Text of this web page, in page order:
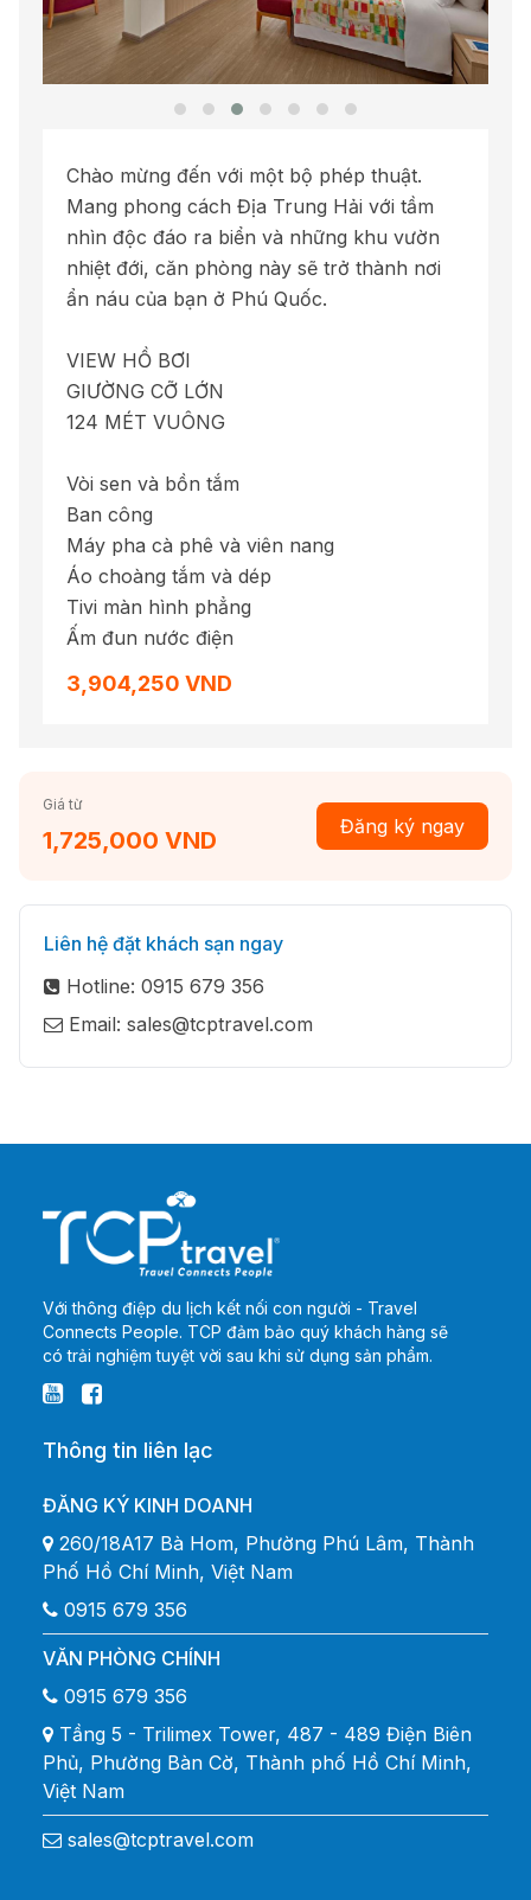
Chào mừng đến với một bộ phép thuật.
Mang phong cách Địa Trung Hải với tầm
nhìn độc đáo ra biển và những khu vườn
nhiệt đới, căn phòng này sẽ trở thành nơi
ẩn náu của bạn ở Phú Quốc.
VIEW HỒ BƠI
GIƯỜNG CỠ LỚN
124 MÉT VUÔNG
Vòi sen và bồn tắm
Ban công
Máy pha cà phê và viên nang
Áo choàng tắm và dép
Tivi màn hình phẳng
Ấm đun nước điện
3,904,250 VND
Giá từ
1,725,000 VND Đăng ký ngay
Liên hệ đặt khách sạn ngay
Hotline: 0915 679 356
Email: sales@tcptravel.com
Với thông điệp du lịch kết nối con người - Travel
Connects People. TCP đảm bảo quý khách hàng sẽ
có trải nghiệm tuyệt vời sau khi sử dụng sản phẩm.
Thông tin liên lạc
ĐĂNG KÝ KINH DOANH
260/18A17 Bà Hom, Phường Phú Lâm, Thành
Phố Hồ Chí Minh, Việt Nam
0915 679 356
VĂN PHÒNG CHÍNH
0915 679 356
Tầng 5 - Trilimex Tower, 487 - 489 Điện Biên
Phủ, Phường Bàn Cờ, Thành phố Hồ Chí Minh,
Việt Nam
sales@tcptravel.com